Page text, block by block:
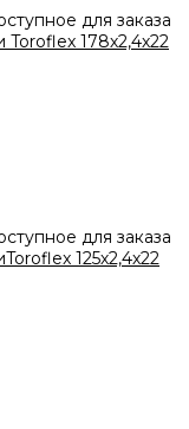
для заказа
178х2,4х22
для заказа
125х2,4х22